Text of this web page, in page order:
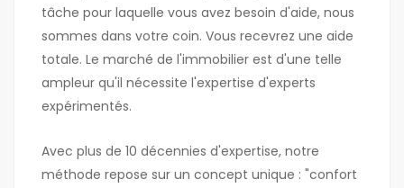
tâche pour laquelle vous avez besoin d'aide, nous
sommes dans votre coin. Vous recevrez une aide
totale. Le marché de l'immobilier est d'une telle
ampleur qu'il nécessite l'expertise d'experts
expérimentés.
Avec plus de 10 décennies d'expertise, notre
méthode repose sur un concept unique : "confort